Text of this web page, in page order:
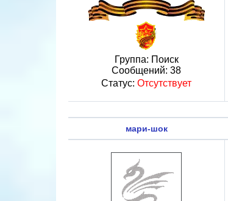
Группа: Поиск
Сообщений: 38
Статус: Отсутствует
мари-шок